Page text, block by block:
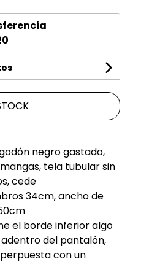
negro gastado,
tela tubular sin
cede
34cm, ancho de
el borde inferior algo
del pantalón,
con un